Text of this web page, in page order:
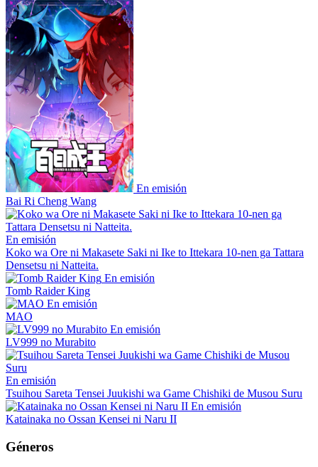
En emisión
Bai Ri Cheng Wang
En emisión
Koko wa Ore ni Makasete Saki ni Ike to Ittekara 10-nen ga Tattara
Densetsu ni Natteita.
En emisión
Tomb Raider King
En emisión
MAO
En emisión
LV999 no Murabito
En emisión
Tsuihou Sareta Tensei Juukishi wa Game Chishiki de Musou Suru
En emisión
Katainaka no Ossan Kensei ni Naru II
Géneros